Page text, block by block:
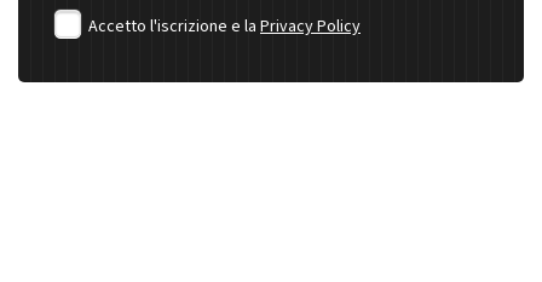
Accetto l'iscrizione e la Privacy Policy